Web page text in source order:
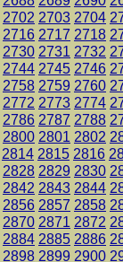
2702 2703 2704
2716 2717 2718
2730 2731 2732
2744 2745 2746
2758 2759 2760
2772 2773 2774
2786 2787 2788
2800 2801 2802
2814 2815 2816
2828 2829 2830
2842 2843 2844
2856 2857 2858
2870 2871 2872
2884 2885 2886
2898 2899 2900